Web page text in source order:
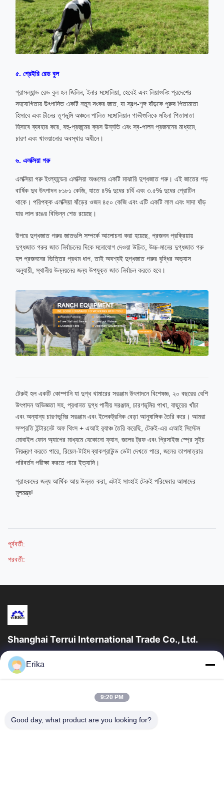
৫. প্রেইরি রেড বুল
গ্রাসল্যান্ড রেড বুল হল জিলিন, ইনার মঙ্গোলিয়া, হেবেই এবং লিয়াওনিং প্রদেশের
সহযোগিতায় উৎপাদিত একটি নতুন সংকর জাত, যা স্বল্প-শৃঙ্গ ষাঁড়কে পুরুষ পিতামাতা
হিসাবে এবং চীনের তৃণভূমি অঞ্চলে পালিত মঙ্গোলিয়ান গাভীগুলিকে মহিলা পিতামাতা
হিসাবে ব্যবহার করে, বহু-প্রজন্মের ক্রস উন্নতি এবং স্ব-পালন প্রজননের মাধ্যমে,
চারণ এবং খাওয়ানোর অবস্থার অধীনে।
৬. এলক্সিয়া গরু
এলক্সিয়া গরু ইংল্যান্ডের এলক্সিয়া অঞ্চলের একটি মাঝারি দুগ্ধজাত গরু। এই জাতের গড়
বার্ষিক দুধ উৎপাদন ৮১৮১ কেজি, যাতে ৪% দুধের চর্বি এবং ৩.৫% দুধের প্রোটিন
থাকে। পরিপক্ক এলক্সিয়া ষাঁড়ের ওজন ৪৫০ কেজি এবং এটি একটি লাল এবং সাদা ষাঁড়
যার লাল রঙের বিভিন্ন শেড রয়েছে।
উপরে দুগ্ধজাত গরুর জাতগুলি সম্পর্কে আলোচনা করা হয়েছে, প্রজনন প্রক্রিয়ায়
দুগ্ধজাত গরুর জাত নির্বাচনের দিকে মনোযোগ দেওয়া উচিত, উচ্চ-মানের দুগ্ধজাত গরু
হল প্রজননের ভিত্তির প্রথম ধাপ, তাই অবশ্যই দুগ্ধজাত গরুর বৃদ্ধির অভ্যাস
অনুযায়ী, স্থানীয় উন্নয়নের জন্য উপযুক্ত জাত নির্বাচন করতে হবে।
টেরুই হল একটি কোম্পানি যা দুগ্ধ খামারের সরঞ্জাম উৎপাদনে বিশেষজ্ঞ, ২০ বছরের বেশি
উৎপাদন অভিজ্ঞতা সহ, প্রধানত দুগ্ধ পানীয় সরঞ্জাম, চারণভূমির পাখা, বাছুরের খাঁচা
এবং অন্যান্য চারণভূমির সরঞ্জাম এবং ইলেকট্রনিক বেড়া আনুষাঙ্গিক তৈরি করে। আমরা
সম্প্রতি ইন্টারনেট অফ থিংস + এআই র‍্যাঞ্চ তৈরি করেছি, টেরুই-এর এআই সিস্টেম
মোবাইল ফোন অ্যাপের মাধ্যমে যেকোনো ফ্যান, জলের ট্রফ এবং প্রিসাইজ স্প্রে সুইচ
নিয়ন্ত্রণ করতে পারে, রিয়েল-টাইম ব্যাকগ্রাউন্ড ডেটা দেখতে পারে, জলের তাপমাত্রার
পরিবর্তন পরীক্ষা করতে পারে ইত্যাদি।
গ্রাহকদের জন্য আর্থিক আয় উন্নত করা, এটাই সাংহাই টেরুই পরিষেবার আমাদের
মূলমন্ত্র!
পূর্ববর্তী:
পরবর্তী:
Shanghai Terrui International Trade Co., Ltd.
সাংহাই টেরুই ইন্টারন্যাশনাল ট্রেড কোং লিমিটেড ২০০২ সালে প্রতিষ্ঠিত হয়েছিল যা গবাদি
পশুর সরঞ্জাম বিকাশ, উত্পাদন এবং বিক্রয়ের ক্ষেত্রে বিশেষীকরণ...
গুরুত্বপূর্ণ সংযোগ
পণ্য
আমাদের সম্পর্কে
মান নিয়ন্ত্রণ
Erika
9:20 PM
Good day, what product are you looking for?